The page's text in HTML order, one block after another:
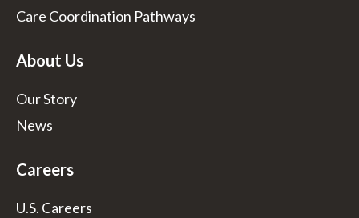
Care Coordination Pathways
About Us
Our Story
News
Careers
U.S. Careers